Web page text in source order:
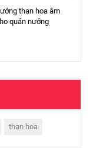
than hoa âm
quán nướng
than hoa